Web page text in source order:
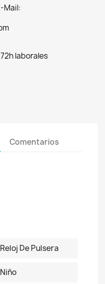
Mail:
laborales
Comentarios
Reloj De Pulsera
Niño